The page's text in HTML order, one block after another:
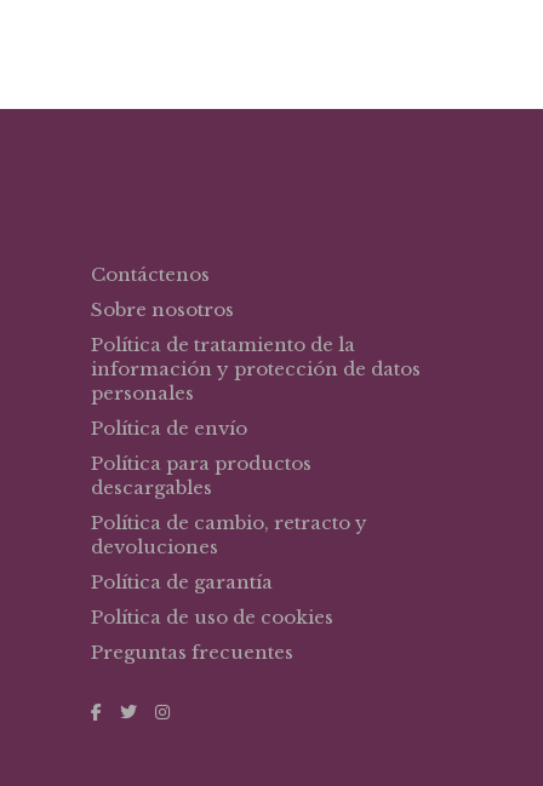
$57,57.$40,30.
Contáctenos
Sobre nosotros
Política de tratamiento de la
información y protección de datos
personales
Política de envío
Política para productos
descargables
Política de cambio, retracto y
devoluciones
Política de garantía
Política de uso de cookies
Preguntas frecuentes